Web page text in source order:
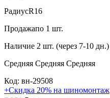
РадиусR16
Продажапо 1 шт.
Наличие 2 шт. (через 7-10 дн.)
Средняя Средняя Средняя
Код: вн-29508
+Скидка 20% на шиномонтаж